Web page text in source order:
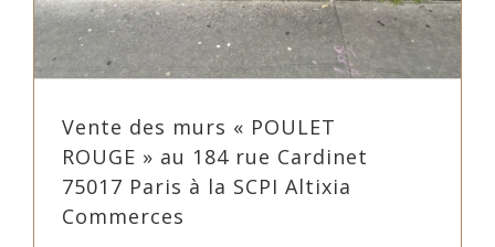
Vente des murs « POULET
ROUGE » au 184 rue Cardinet
75017 Paris à la SCPI Altixia
Commerces